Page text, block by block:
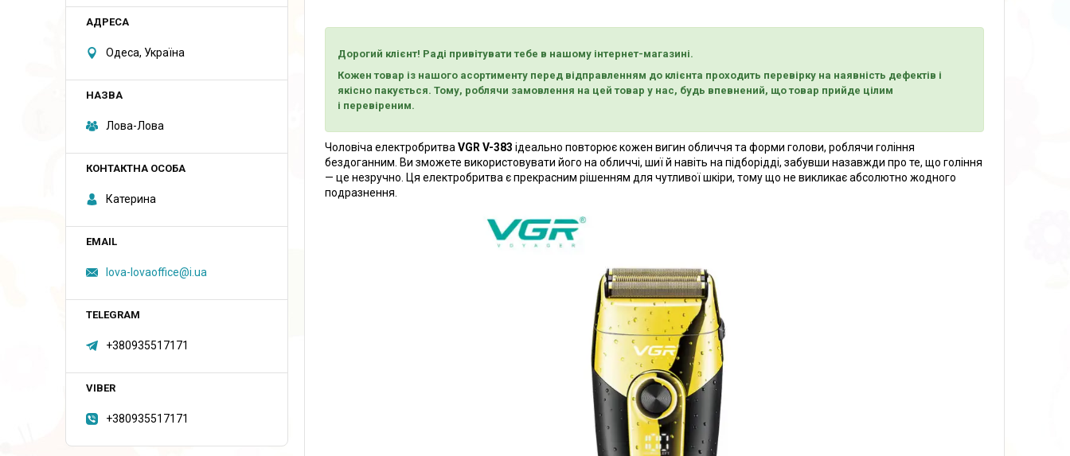
Дорогий клієнт! Раді привітувати тебе в нашому інтернет-магазині.
Кожен товар із нашого асортименту перед відправленням до клієнта проходить перевірку на наявність дефектів і
якісно пакується. Тому, роблячи замовлення на цей товар у нас, будь впевнений, що товар прийде цілим
і перевіреним.
Чоловіча електробритваVGR V-383 ідеально повторює кожен вигин обличчя та форми голови, роблячи гоління
бездоганним. Ви зможете використовувати його на обличчі, шиї й навіть на підборідді, забувши назавжди про те, що гоління
— це незручно. Ця електробритва є прекрасним рішенням для чутливої шкіри, тому що не викликає абсолютно жодного
подразнення.
Одеса, Україна
Лова-Лова
Катерина
lova-lovaoffice@i.ua
+380935517171
+380935517171